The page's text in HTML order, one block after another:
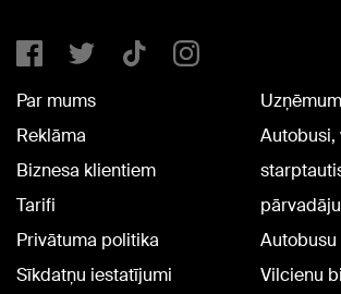
Par mums
Reklāma
Biznesa klientiem
Tarifi
Privātuma politika
Sīkdatņu iestatījumi
Autobusi,
Vilcienu